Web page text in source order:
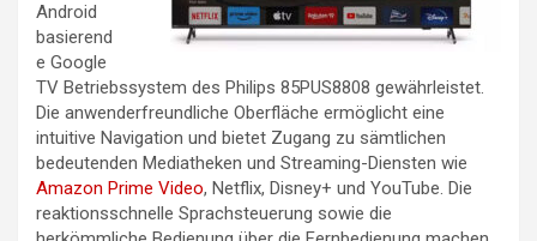
Android
basierend
e Google
TV Betriebssystem des Philips 85PUS8808 gewährleistet.
Die anwenderfreundliche Oberfläche ermöglicht eine
intuitive Navigation und bietet Zugang zu sämtlichen
bedeutenden Mediatheken und Streaming-Diensten wie
Amazon Prime Video, Netflix, Disney+ und YouTube. Die
reaktionsschnelle Sprachsteuerung sowie die